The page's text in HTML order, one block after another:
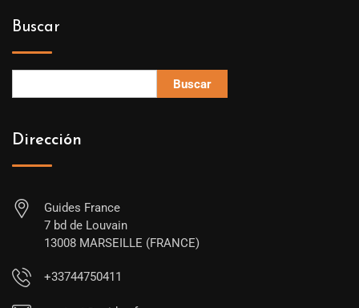
Buscar
Buscar
Dirección
Guides France
7 bd de Louvain
13008 MARSEILLE (FRANCE)
+33744750411